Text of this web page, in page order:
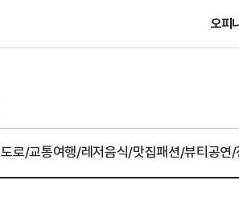
오피
도로/교통여행/레저음식/맛집패션/뷰티공연